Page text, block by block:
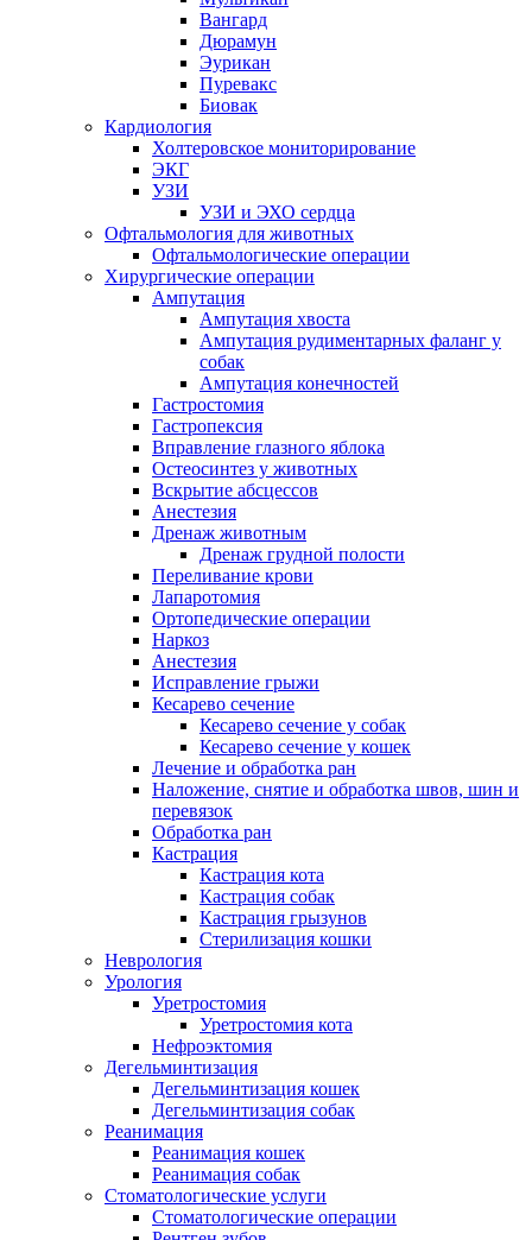
Вангард
Дюрамун
Эурикан
Пуревакс
Биовак
Кардиология
Холтеровское мониторирование
ЭКГ
УЗИ
УЗИ и ЭХО сердца
Офтальмология для животных
Офтальмологические операции
Хирургические операции
Ампутация
Ампутация хвоста
Ампутация рудиментарных фаланг у
собак
Ампутация конечностей
Гастростомия
Гастропексия
Вправление глазного яблока
Остеосинтез у животных
Вскрытие абсцессов
Анестезия
Дренаж животным
Дренаж грудной полости
Переливание крови
Лапаротомия
Ортопедические операции
Наркоз
Анестезия
Исправление грыжи
Кесарево сечение
Кесарево сечение у собак
Кесарево сечение у кошек
Лечение и обработка ран
Наложение, снятие и обработка швов, шин и
перевязок
Обработка ран
Кастрация
Кастрация кота
Кастрация собак
Кастрация грызунов
Стерилизация кошки
Неврология
Урология
Уретростомия
Уретростомия кота
Нефроэктомия
Дегельминтизация
Дегельминтизация кошек
Дегельминтизация собак
Реанимация
Реанимация кошек
Реанимация собак
Стоматологические услуги
Стоматологические операции